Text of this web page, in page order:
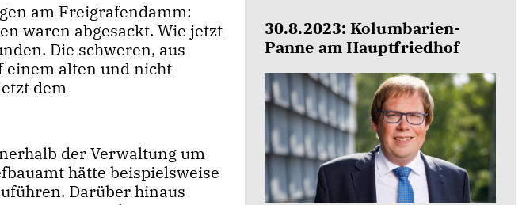
am Freigrafendamm:
waren abgesackt. Wie jetzt
Die schweren, aus
einem alten und nicht
dem
der Verwaltung um
hätte beispielsweise
Darüber hinaus
30.8.2023: Kolumbarien-
Panne am Hauptfriedhof